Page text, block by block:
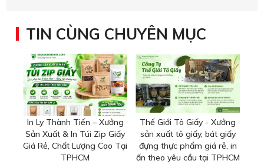
TIN CÙNG CHUYÊN MỤC
In Ly Thành Tiến – Xưởng
Sản Xuất & In Túi Zip Giấy
Giá Rẻ, Chất Lượng Cao Tại
TPHCM
Thế Giới Tô Giấy - Xưởng
sản xuất tô giấy, bát giấy
đựng thực phẩm giá rẻ, in
ấn theo yêu cầu tại TPHCM